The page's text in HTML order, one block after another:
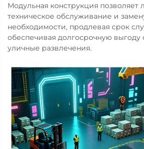
Модульная конструкция позволяет
техническое обслуживание и
необходимости, продлевая срок
обеспечивая долгосрочную выгоду
уличные развлечения.